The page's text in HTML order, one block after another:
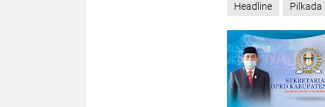
Headline Pilkada